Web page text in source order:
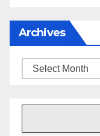
Archives
Archives